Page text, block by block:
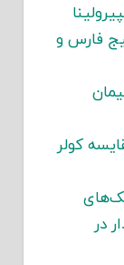
فارس و
کولر
در